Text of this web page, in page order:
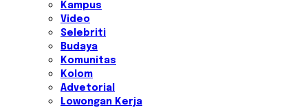
Kampus
Video
Selebriti
Budaya
Komunitas
Kolom
Advetorial
Lowongan Kerja